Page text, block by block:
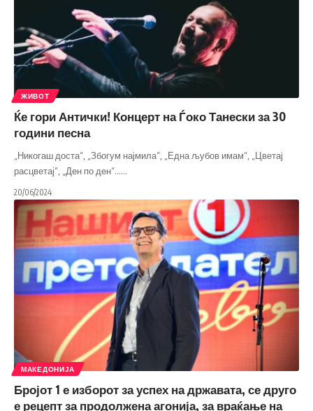
ЖИВОТ
Ќе гори Антички! Концерт на Ѓоко Танески за 30
години песна
„Никогаш доста“, „Збогум најмила“, „Една љубов имам“, „Цветај
расцветај“, „Ден по ден“...…
20/06/2024
МАКЕДОНИЈА
Бројот 1 е изборот за успех на државата, се друго
е рецепт за продолжена агонија, за враќање на